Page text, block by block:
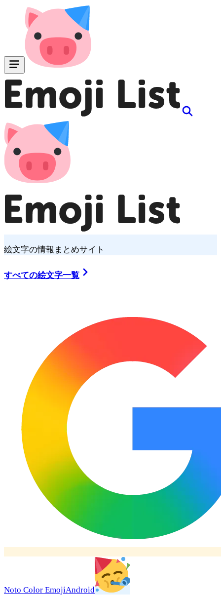
絵文字の情報まとめサイト
すべての絵文字一覧
Noto Color EmojiAndroid